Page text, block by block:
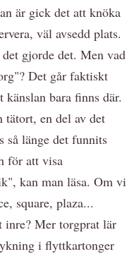
är gick det att knöka
väl avsedd plats.
gjorde det. Men vad
Det går faktiskt
bara finns där.
tätort, en del av det
så länge det funnits
för att visa
kan man läsa. Om vi
square, plaza...
inre? Mer torgprat lär
i flyttkartonger